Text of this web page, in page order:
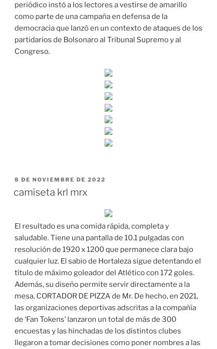
periódico instó a los lectores a vestirse de amarillo
como parte de una campaña en defensa de la
democracia que lanzó en un contexto de ataques de los
partidarios de Bolsonaro al Tribunal Supremo y al
Congreso.
PUBLICADO
8 DE NOVIEMBRE DE 2022
camiseta krl mrx
El resultado es una comida rápida, completa y
saludable. Tiene una pantalla de 10.1 pulgadas con
resolución de 1920 x 1200 que permanece clara bajo
cualquier luz. El sabio de Hortaleza sigue detentando el
título de máximo goleador del Atlético con 172 goles.
Además, su diseño permite servir directamente a la
mesa. CORTADOR DE PIZZA de Mr. De hecho, en 2021,
las organizaciones deportivas adscritas a la compañía
de ‘Fan Tokens’ lanzaron un total de más de 300
encuestas y las hinchadas de los distintos clubes
llegaron a tomar decisiones como poner nombres a las